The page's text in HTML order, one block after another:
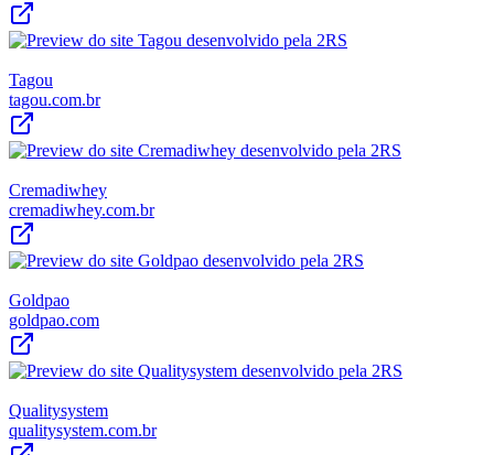
Tagou
tagou.com.br
Cremadiwhey
cremadiwhey.com.br
Goldpao
goldpao.com
Qualitysystem
qualitysystem.com.br